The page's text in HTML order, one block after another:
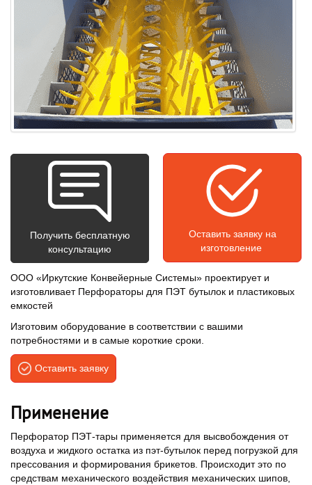
Получить бесплатную
консультацию
Оставить заявку на
изготовление
ООО «Иркутские Конвейерные Системы» проектирует и
изготовливает Перфораторы для ПЭТ бутылок и пластиковых
емкостей
Изготовим оборудование в соответствии с вашими
потребностями и в самые короткие сроки.
Оставить заявку
Применение
Перфоратор ПЭТ-тары применяется для высвобождения от
воздуха и жидкого остатка из пэт-бутылок перед погрузкой для
прессования и формирования брикетов. Происходит это по
средствам механического воздействия механических шипов,